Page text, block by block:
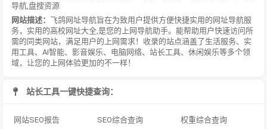
导航 盘搜资源
网站描述： 飞鸽网址导航旨在为致用户提供方便快捷实用的网址导航服
务，实用的高校网址大全,是您的上网导航助手。能帮助用户快速访问所
需的同类网站，满足用户的上网需求！收录的站点涵盖了生活服务、实
用工具、AI智能、影音娱乐、电脑网络、站长工具、休闲娱乐等多个领
域，让您的上网体验更加的不一样！
站长工具一键快捷查询：
网站SEO报告 SEO综合查询 权重综合查询